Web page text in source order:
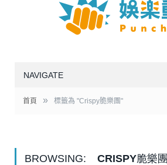
NAVIGATE
首頁 » 標籤為 "Crispy脆樂團"
BROWSING: CRISPY脆樂團